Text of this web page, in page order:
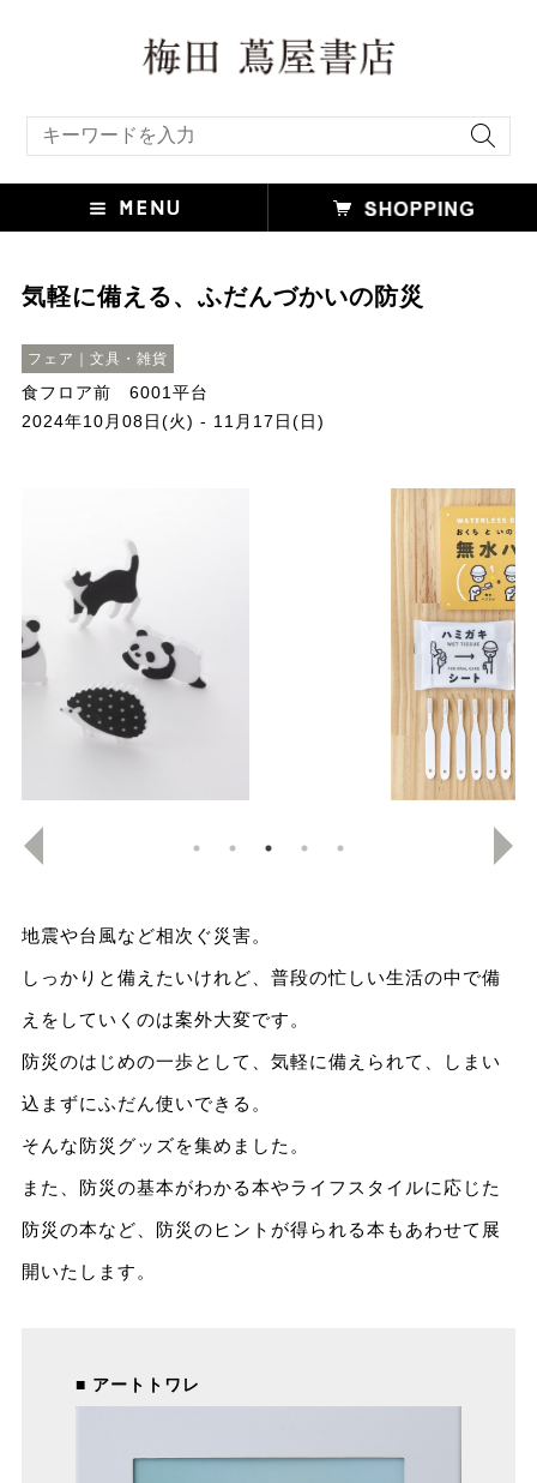
気軽に備える、ふだんづかいの防災
フェア｜文具・雑貨
食フロア前 6001平台
2024年10月08日(火) - 11月17日(日)
地震や台風など相次ぐ災害。
しっかりと備えたいけれど、普段の忙しい生活の中で備
えをしていくのは案外大変です。
防災のはじめの一歩として、気軽に備えられて、しまい
込まずにふだん使いできる。
そんな防災グッズを集めました。
また、防災の基本がわかる本やライフスタイルに応じた
防災の本など、防災のヒントが得られる本もあわせて展
開いたします。
■ アートトワレ